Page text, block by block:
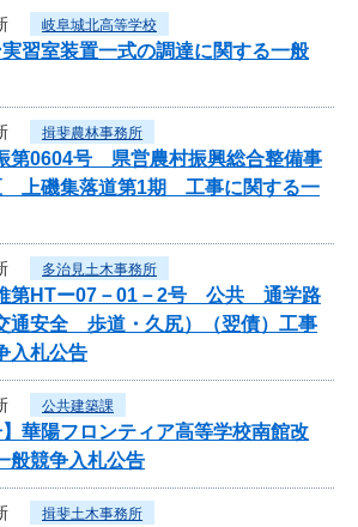
岐阜城北高等学校
習室装置一式の調達に関する一般
揖斐農林事務所
第0604号 県営農村振興総合整備事
上磯集落道第1期 工事に関する一
多治見土木事務所
維第HTー07－01－2号 公共 通学路
通安全 歩道・久尻）（翌債）工事
入札公告
公共建築課
】華陽フロンティア高等学校南館改
般競争入札公告
揖斐土木事務所